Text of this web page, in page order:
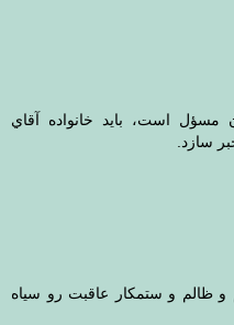
مسؤل است، بايد خانواده آقاي
سازد.
و ظالم و ستمکار عاقبت رو سیاه